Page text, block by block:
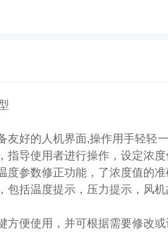
友好的人机界面,操作用手轻轻
指导使用者进行操作，设定浓
度参数修正功能，了浓度值的
包括温度提示，压力提示，风
方便使用，并可根据需要修改